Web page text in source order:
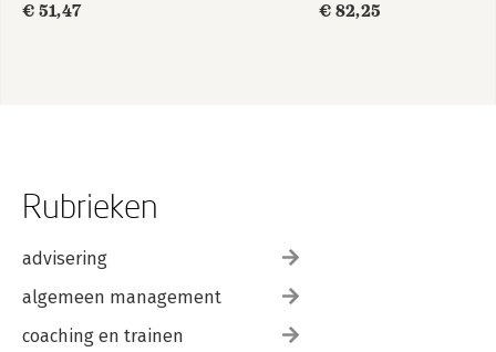
€ 51,47
€ 82,25
Rubrieken
advisering
algemeen management
coaching en trainen